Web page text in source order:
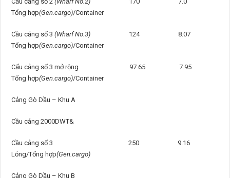
Tổng hợp(Gen.cargo)/Container
Cầu cảng số 3(Wharf No.3) 124 8.07
Tổng hợp(Gen.cargo)/Container
Cẩu cảng số 3 mở rộng 97.65 7.95
Tổng hợp(Gen.cargo)/Container
Cảng Gò Dầu – Khu A
Cầu cảng 2000DWT&
Cầu cảng số 3 250 9.16
Lỏng/Tổng hợp(Gen.cargo)
Cảng Gò Dầu – Khu B